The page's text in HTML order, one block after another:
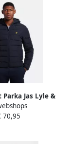
Parka Jas Lyle &
Padded
70,95